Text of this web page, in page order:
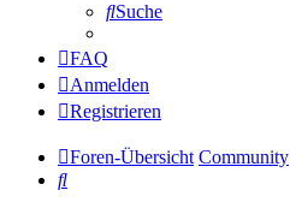
Suche
FAQ
Anmelden
Registrieren
Foren-Übersicht Community
Suche